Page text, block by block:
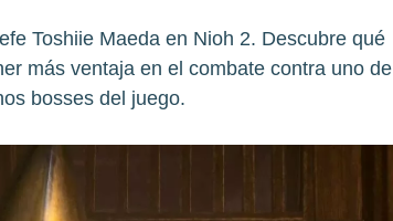
Toshiie Maeda en Nioh 2. Descubre qué
más ventaja en el combate contra uno de
bosses del juego.